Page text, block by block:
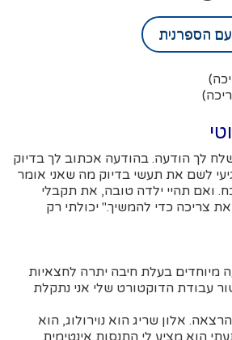
הספרנית
לך הודעה. בהודעה אכתוב לך בדיוק
לשם את תעשי בדיוק מה שאני אומר
ואם תהיי ילדה טובה, את תקבלי
צריכה כדי להמשיך." יכולתי רק
מיוחדים בעלת חיבה יתרה לחצאיות
עבודת הדוקטורט שלי אני נתקלת
אלון שריג הוא נוירולוג, הוא
הוא מציע לי התנסות אינטימית